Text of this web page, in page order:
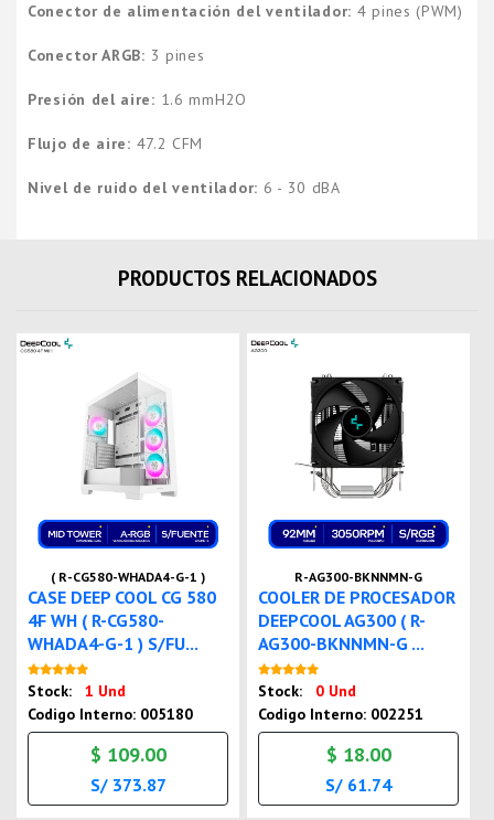
Conector de alimentación del ventilador: 4 pines (PWM)
Conector ARGB: 3 pines
Presión del aire: 1.6 mmH2O
Flujo de aire: 47.2 CFM
Nivel de ruido del ventilador: 6 - 30 dBA
PRODUCTOS RELACIONADOS
( R-CG580-WHADA4-G-1 )
CASE DEEP COOL CG 580
4F WH ( R-CG580-
WHADA4-G-1 ) S/FU...
Stock:
1 Und
Codigo Interno: 005180
$ 109.00
S/ 373.87
R-AG300-BKNNMN-G
COOLER DE PROCESADOR
DEEPCOOL AG300 ( R-
AG300-BKNNMN-G ...
Stock:
0 Und
Codigo Interno: 002251
$ 18.00
S/ 61.74